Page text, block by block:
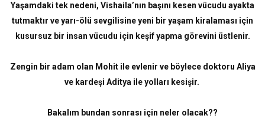
Yaşamdaki tek nedeni, Vishaila’nın başını kesen vücudu ayakta
tutmaktır ve yarı-ölü sevgilisine yeni bir yaşam kiralaması için
kusursuz bir insan vücudu için keşif yapma görevini üstlenir.
Zengin bir adam olan Mohit ile evlenir ve böylece doktoru Aliya
ve kardeşi Aditya ile yolları kesişir.
Bakalım bundan sonrası için neler olacak??